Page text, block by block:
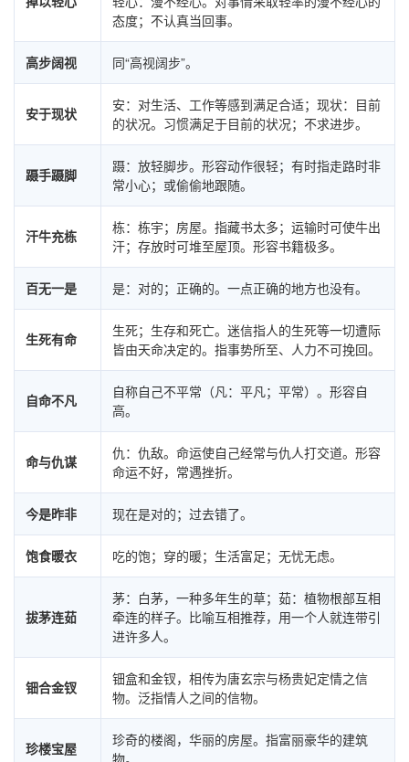
态度；不认真当回事。
高步阔视 同“高视阔步”。
安于现状
安：对生活、工作等感到满足合适；现状：目前
的状况。习惯满足于目前的状况；不求进步。
蹑手蹑脚
蹑：放轻脚步。形容动作很轻；有时指走路时非
常小心；或偷偷地跟随。
汗牛充栋
栋：栋宇；房屋。指藏书太多；运输时可使牛出
汗；存放时可堆至屋顶。形容书籍极多。
百无一是 是：对的；正确的。一点正确的地方也没有。
生死有命
生死；生存和死亡。迷信指人的生死等一切遭际
皆由天命决定的。指事势所至、人力不可挽回。
自命不凡
自称自己不平常（凡：平凡；平常）。形容自
高。
命与仇谋
仇：仇敌。命运使自己经常与仇人打交道。形容
命运不好，常遇挫折。
今是昨非 现在是对的；过去错了。
饱食暖衣 吃的饱；穿的暖；生活富足；无忧无虑。
拔茅连茹
茅：白茅，一种多年生的草；茹：植物根部互相
牵连的样子。比喻互相推荐，用一个人就连带引
进许多人。
钿合金钗
钿盒和金钗，相传为唐玄宗与杨贵妃定情之信
物。泛指情人之间的信物。
珍楼宝屋
珍奇的楼阁，华丽的房屋。指富丽豪华的建筑